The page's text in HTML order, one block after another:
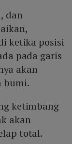
dan
ketika posisi
pada garis
akan
bumi.
ketimbang
akan
total.